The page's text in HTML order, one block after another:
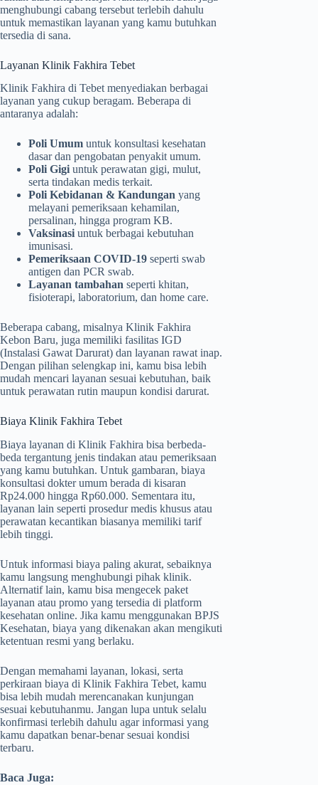
menghubungi cabang tersebut terlebih dahulu
untuk memastikan layanan yang kamu butuhkan
tersedia di sana.
Layanan Klinik Fakhira Tebet
Klinik Fakhira di Tebet menyediakan berbagai
layanan yang cukup beragam. Beberapa di
antaranya adalah:
Poli Umum untuk konsultasi kesehatan
dasar dan pengobatan penyakit umum.
Poli Gigi untuk perawatan gigi, mulut,
serta tindakan medis terkait.
Poli Kebidanan & Kandungan yang
melayani pemeriksaan kehamilan,
persalinan, hingga program KB.
Vaksinasi untuk berbagai kebutuhan
imunisasi.
Pemeriksaan COVID-19 seperti swab
antigen dan PCR swab.
Layanan tambahan seperti khitan,
fisioterapi, laboratorium, dan home care.
Beberapa cabang, misalnya Klinik Fakhira
Kebon Baru, juga memiliki fasilitas IGD
(Instalasi Gawat Darurat) dan layanan rawat inap.
Dengan pilihan selengkap ini, kamu bisa lebih
mudah mencari layanan sesuai kebutuhan, baik
untuk perawatan rutin maupun kondisi darurat.
Biaya Klinik Fakhira Tebet
Biaya layanan di Klinik Fakhira bisa berbeda-
beda tergantung jenis tindakan atau pemeriksaan
yang kamu butuhkan. Untuk gambaran, biaya
konsultasi dokter umum berada di kisaran
Rp24.000 hingga Rp60.000. Sementara itu,
layanan lain seperti prosedur medis khusus atau
perawatan kecantikan biasanya memiliki tarif
lebih tinggi.
Untuk informasi biaya paling akurat, sebaiknya
kamu langsung menghubungi pihak klinik.
Alternatif lain, kamu bisa mengecek paket
layanan atau promo yang tersedia di platform
kesehatan online. Jika kamu menggunakan BPJS
Kesehatan, biaya yang dikenakan akan mengikuti
ketentuan resmi yang berlaku.
Dengan memahami layanan, lokasi, serta
perkiraan biaya di Klinik Fakhira Tebet, kamu
bisa lebih mudah merencanakan kunjungan
sesuai kebutuhanmu. Jangan lupa untuk selalu
konfirmasi terlebih dahulu agar informasi yang
kamu dapatkan benar-benar sesuai kondisi
terbaru.
Baca Juga: